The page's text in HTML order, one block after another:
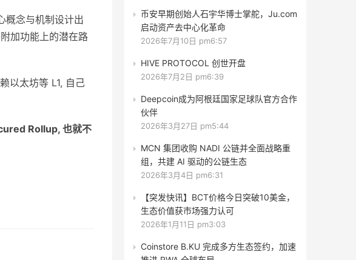
概念与机制设计出
加功能上的潜在路
以太坊等 L1, 自己
Rollup, 也就不
币安早期创始人石宇华博士掌舵，Ju.com
启动资产去中心化革命
2026年7月10日 pm6:57
HIVE PROTOCOL 创世开盘
2026年7月2日 pm6:39
Deepcoin成为阿根廷国家足球队官方合作
伙伴
2026年3月27日 pm5:44
MCN 集团收购 NADI 公链并全面战略重
组，共建 AI 驱动的公链生态
2026年3月4日 pm6:31
【突发快讯】BCT价格今日突破10美金，
生态价值获市场强力认可
2026年1月11日 pm3:03
Coinstore B.KU 完成多方生态签约，加速